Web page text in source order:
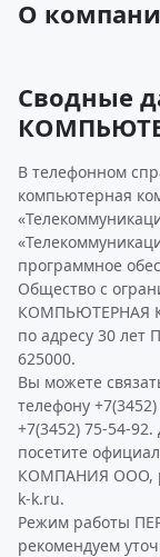
О
Сводные
В телефонном
компьютерная
программное
Общество с
КОМПЬЮТЕРНАЯ
по адресу 30 лет
625000.
Вы можете
телефону
+7(3452) 75-54-
посетите
КОМПАНИЯ ООО,
k-k.ru.
Режим работы
рекомендуем